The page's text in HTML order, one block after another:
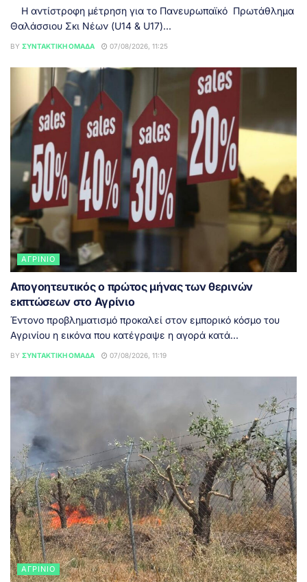
Η αντίστροφη μέτρηση για το Πανευρωπαϊκό Πρωτάθλημα
Θαλάσσιου Σκι Νέων (U14 & U17)...
BY ΣΥΝΤΑΚΤΙΚΉ ΟΜΆΔΑ 07/08/2026, 11:25
ΑΓΡΊΝΙΟ
Απογοητευτικός ο πρώτος μήνας των θερινών
εκπτώσεων στο Αγρίνιο
Έντονο προβληματισμό προκαλεί στον εμπορικό κόσμο του
Αγρινίου η εικόνα που κατέγραψε η αγορά κατά...
BY ΣΥΝΤΑΚΤΙΚΉ ΟΜΆΔΑ 07/08/2026, 11:19
ΑΓΡΊΝΙΟ